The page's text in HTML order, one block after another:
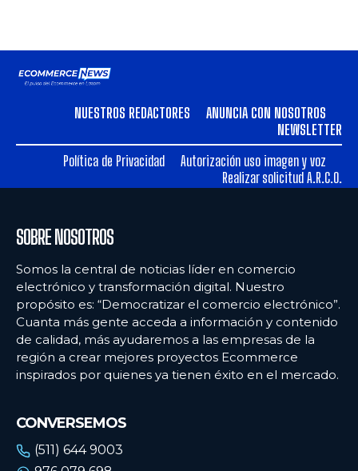
NUESTROS REDACTORES
ANUNCIA CON NOSOTROS
NEWSLETTER
Política de Privacidad
Autorización uso imagen y voz
Realizar solicitud A.R.C.O.
SOBRE NOSOTROS
Somos la central de noticias líder en comercio
electrónico y transformación digital. Nuestro
propósito es: “Democratizar el comercio electrónico”.
Cuanta más gente acceda a información y contenido
de calidad, más ayudaremos a las empresas de la
región a crear mejores proyectos Ecommerce
inspirados por quienes ya tienen éxito en el mercado.
CONVERSEMOS
(511) 644 9003